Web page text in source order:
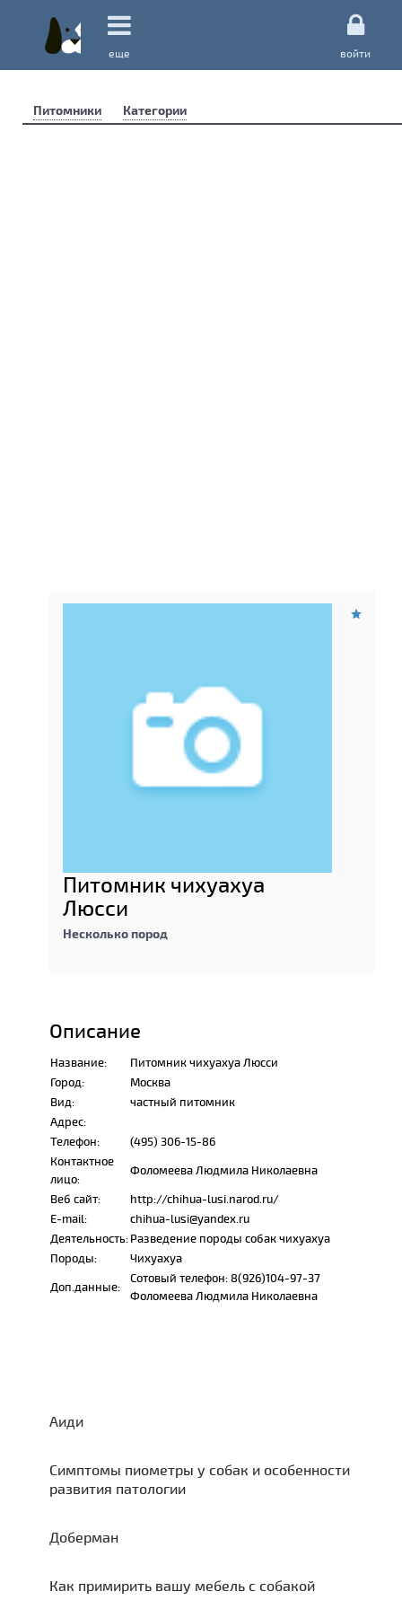
еще войти
Питомники Категории
Питомник чихуахуа
Люсси
Несколько пород
Описание
Название:
Питомник чихуахуа Люсси
Город:
Москва
Вид:
частный питомник
Адрес:
Телефон:
(495) 306-15-86
Контактное
лицо:
Фоломеева Людмила Николаевна
Веб сайт:
http://chihua-lusi.narod.ru/
E-mail:
chihua-lusi@yandex.ru
Деятельность:Разведение породы собак чихуахуа
Породы:
Чихуахуа
Доп.данные:
Сотовый телефон: 8(926)104-97-37
Фоломеева Людмила Николаевна
Аиди
Симптомы пиометры у собак и особенности
развития патологии
Доберман
Как примирить вашу мебель с собакой